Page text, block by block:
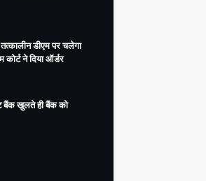
तत्कालीन डीएम पर चलेगा
ने दिया ऑर्डर
बैंक खुलते ही बैंक को